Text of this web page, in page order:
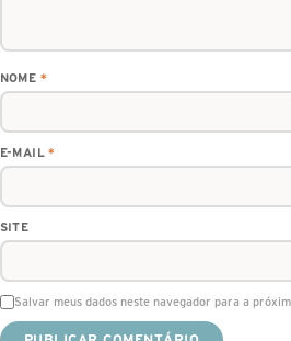
NOME *
E-MAIL*
SITE
Salvar meus dados neste navegador para a